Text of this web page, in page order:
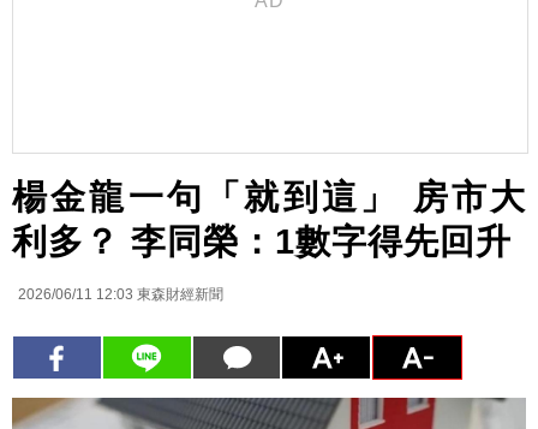
楊金龍一句「就到這」 房市大
利多？ 李同榮：1數字得先回升
2026/06/11 12:03 東森財經新聞